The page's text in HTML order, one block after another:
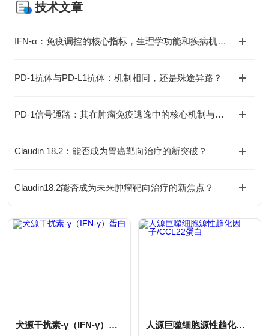
技术文章
IFN-α：免疫调控的核心指标，生理学功能和疾病机制全解析
PD-1抗体与PD-L1抗体：机制相同，还是殊途异路？
PD-1信号通路：其在肿瘤免疫逃逸中的核心机制与靶向治疗的挑战何在？
Claudin 18.2：能否成为胃癌靶向治疗的新突破？
Claudin18.2能否成为未来肿瘤靶向治疗的新焦点？
犬源干扰素-γ（IFN-γ）蛋白 人源巨噬细胞源性趋化因子/CCL22蛋白